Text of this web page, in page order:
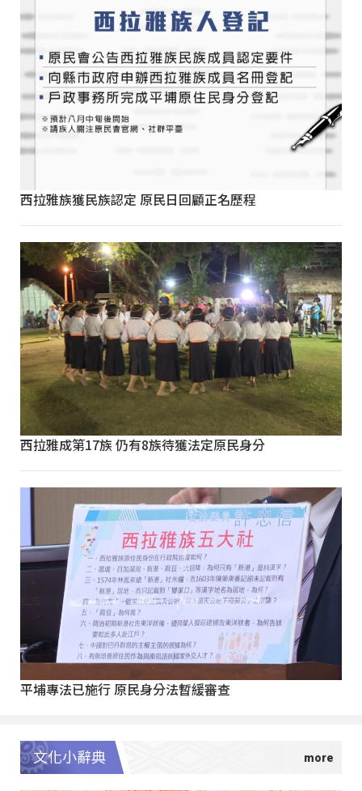
西拉雅族獲民族認定 原民日回顧正名歷程
西拉雅成第17族 仍有8族待獲法定原民身分
平埔專法已施行 原民身分法暫緩審查
文化小辭典